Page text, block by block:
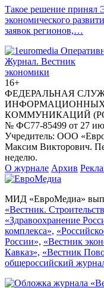
Такое решение принял
экономического
заявок регионов,…
Журнал. Вестник
экономики
16+
ФЕДЕРАЛЬНАЯ
КОММУНИКАЦИЙ
№ ФС77-85499 от 27
Учредитель: ООО
Максим Викторович.
неделю.
О журнале Архив
МИД «ЕвроМедиа»
«Вестник.
«Здравоохранение
комплекса»,
России», «Вестник
Кавказ», «Вестник
общероссийский